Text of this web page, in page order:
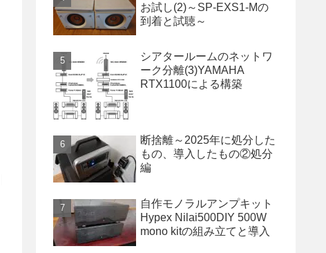
お試し(2)～SP-EXS1-Mの
到着と試聴～
シアタールームのネットワ
ーク分離(3)YAMAHA
RTX1100による構築
断捨離～2025年に処分した
もの、導入したもの②処分
編
自作モノラルアンプキット
Hypex Nilai500DIY 500W
mono kitの組み立てと導入